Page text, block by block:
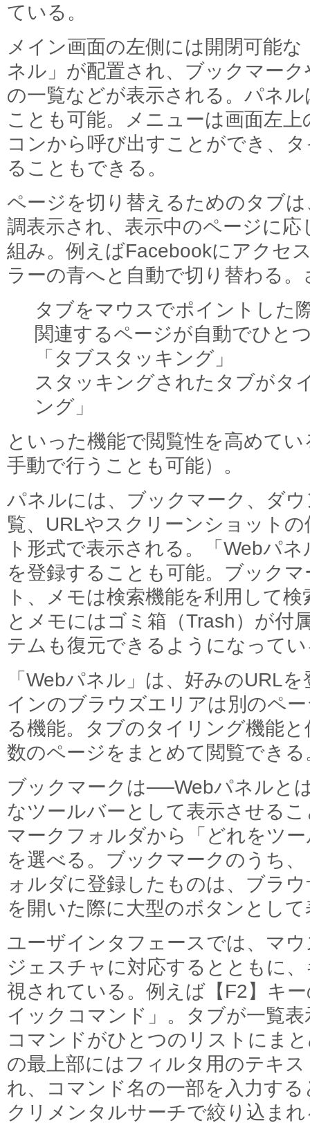
ている。
メイン画面の左側には開閉可能な
ネル」が配置され、ブックマー
の一覧などが表示される。パネ
ことも可能。メニューは画面左
コンから呼び出すことができ、
ることもできる。
ページを切り替えるためのタブ
調表示され、表示中のページに
組み。例えばFacebookにアクセ
ラーの青へと自動で切り替わる。
タブをマウスでポイントした
関連するページが自動でひと
「タブスタッキング」
スタッキングされたタブがタ
ング」
といった機能で閲覧性を高めて
手動で行うことも可能）。
パネルには、ブックマーク、ダ
覧、URLやスクリーンショット
ト形式で表示される。「Webパ
を登録することも可能。ブック
ト、メモは検索機能を利用して
とメモにはゴミ箱（Trash）が付
テムも復元できるようになって
「Webパネル」は、好みのURL
インのブラウズエリアは別のペ
る機能。タブのタイリング機能
数のページをまとめて閲覧できる
ブックマークは──Webパネルと
なツールバーとして表示させる
マークフォルダから「どれをツ
を選べる。ブックマークのうち
ォルダに登録したものは、ブラ
を開いた際に大型のボタンとし
ユーザインタフェースでは、マ
ジェスチャに対応するとともに
視されている。例えば【F2】キ
イックコマンド」。タブが一覧
コマンドがひとつのリストにま
の最上部にはフィルタ用のテキ
れ、コマンド名の一部を入力す
クリメンタルサーチで絞り込ま